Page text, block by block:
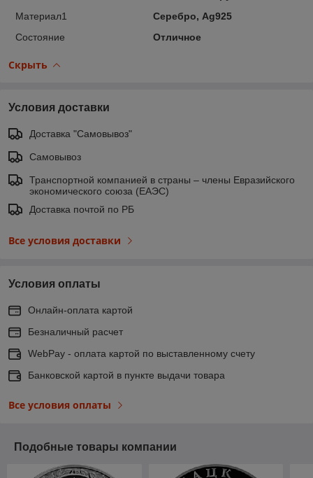
Материал1
Серебро, Ag925
Состояние
Отличное
Скрыть
Условия доставки
Доставка "Самовывоз"
Самовывоз
Транспортной компанией в страны – члены Евразийского
экономического союза (ЕАЭС)
Доставка почтой по РБ
Все условия доставки
Условия оплаты
Онлайн-оплата картой
Безналичный расчет
WebPay - оплата картой по выставленному счету
Банковской картой в пункте выдачи товара
Все условия оплаты
Подобные товары компании